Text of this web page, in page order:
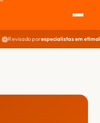
Revisado porespecialistas em